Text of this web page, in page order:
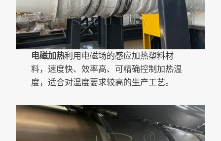
电磁加热利用电磁场的感应加热塑料材
料，速度快、效率高、可精确控制加热温
度，适合对温度要求较高的生产工艺。